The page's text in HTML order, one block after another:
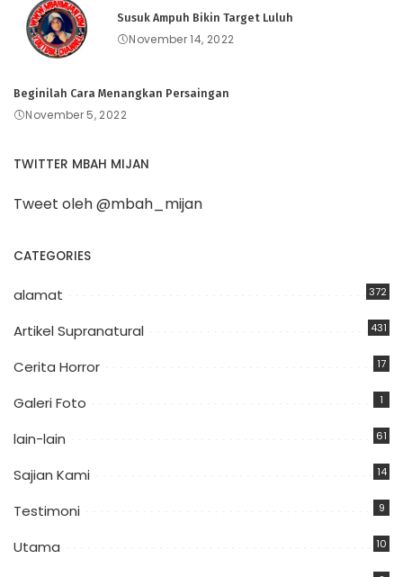
Susuk Ampuh Bikin Target Luluh
November 14, 2022
Beginilah Cara Menangkan Persaingan
November 5, 2022
TWITTER MBAH MIJAN
Tweet oleh @mbah_mijan
CATEGORIES
alamat 372
Artikel Supranatural 431
Cerita Horror 17
Galeri Foto 1
lain-lain 61
Sajian Kami 14
Testimoni 9
Utama 10